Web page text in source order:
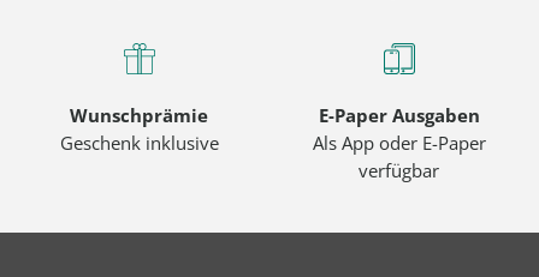
Wunschprämie
Geschenk inklusive
E-Paper Ausgaben
Als App oder E-Paper
verfügbar